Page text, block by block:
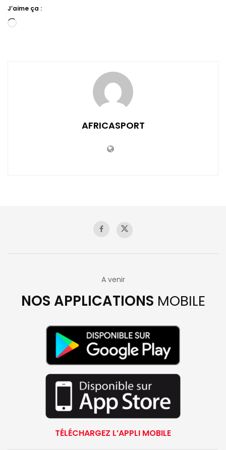
J’aime ça :
Chargement…
AFRICASPORT
A venir
NOS APPLICATIONS MOBILE
TÉLÉCHARGEZ L’APPLI MOBILE